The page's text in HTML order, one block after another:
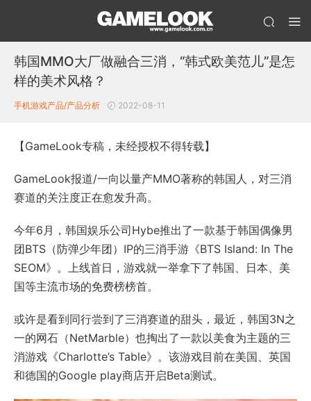
韩国MMO大厂做融合三消，“韩式欧美范儿”是怎
样的美术风格？
手机游戏产品/产品分析 2022-08-11
【GameLook专稿，未经授权不得转载】
GameLook报道/一向以量产MMO著称的韩国人，对三消
赛道的关注度正在愈发升高。
今年6月，韩国娱乐公司Hybe推出了一款基于韩国偶像男
团BTS（防弹少年团）IP的三消手游《BTS Island: In The
SEOM》。上线首日，游戏就一举拿下了韩国、日本、美
国等主流市场的免费榜榜首。
或许是看到同行尝到了三消赛道的甜头，最近，韩国3N之
一的网石（NetMarble）也掏出了一款以美食为主题的三
消游戏《Charlotte’s Table》。该游戏目前在美国、英国
和德国的Google play商店开启Beta测试。